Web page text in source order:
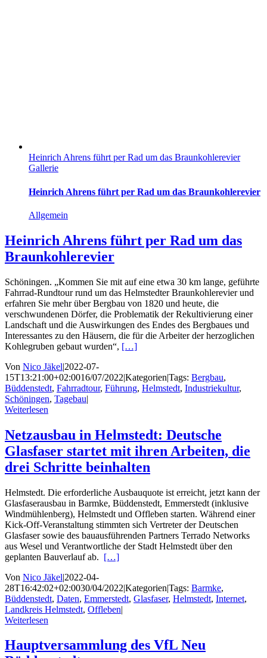
Heinrich Ahrens führt per Rad um das Braunkohlerevier
Gallerie
Heinrich Ahrens führt per Rad um das Braunkohlerevier
Allgemein
Heinrich Ahrens führt per Rad um das
Braunkohlerevier
Schöningen. „Kommen Sie mit auf eine etwa 30 km lange, geführte
Fahrrad-Rundtour rund um das Helmstedter Braunkohlerevier und
erfahren Sie mehr über Bergbau von 1820 und heute, die
verschwundenen Dörfer, die Problematik der Rekultivierung einer
Landschaft und die Auswirkungen des Endes des Bergbaues und
Interessantes zu den Häusern, die für die Arbeiter der herzoglichen
Kohlegruben gebaut wurden“, […]
Von Nico Jäkel|2022-07-
15T13:21:00+02:0016/07/2022|Kategorien|Tags: Bergbau,
Büddenstedt, Fahrradtour, Führung, Helmstedt, Industriekultur,
Schöningen, Tagebau|
Weiterlesen
Netzausbau in Helmstedt: Deutsche
Glasfaser startet mit ihren Arbeiten, die
drei Schritte beinhalten
Helmstedt. Die erforderliche Ausbauquote ist erreicht, jetzt kann der
Glasfaserausbau in Barmke, Büddenstedt, Emmerstedt (inklusive
Windmühlenberg), Helmstedt und Offleben starten. Während einer
Kick-Off-Veranstaltung stimmten sich Vertreter der Deutschen
Glasfaser sowie des bauausführenden Partners Terrado Networks
aus Wesel und Verantwortliche der Stadt Helmstedt über den
geplanten Bauverlauf ab. […]
Von Nico Jäkel|2022-04-
28T16:42:02+02:0030/04/2022|Kategorien|Tags: Barmke,
Büddenstedt, Daten, Emmerstedt, Glasfaser, Helmstedt, Internet,
Landkreis Helmstedt, Offleben|
Weiterlesen
Hauptversammlung des VfL Neu